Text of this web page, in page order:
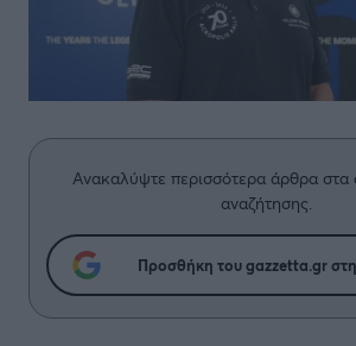
Ανακαλύψτε περισσότερα άρθρα στα
αναζήτησης.
Προσθήκη του gazzetta.gr